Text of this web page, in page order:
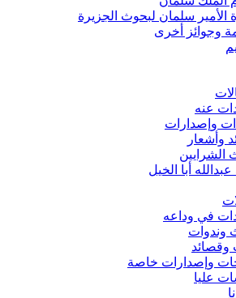
الأمير سلمان لبحوث الجزيرة
وجوائز أخرى
عنه
وإصدارات
وأشعار
الشرايين
أبا الخيل
في وداعه
وندوات
وقصائد
وإصدارات خاصة
عليا